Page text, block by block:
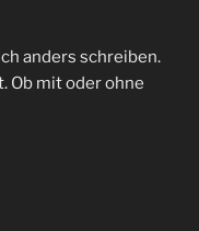
anders schreiben.
Ob mit oder ohne